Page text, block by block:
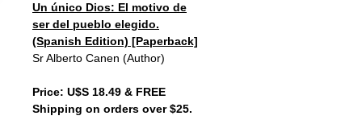
Un único Dios: El motivo de
ser del pueblo elegido.
(Spanish Edition) [Paperback]
Sr Alberto Canen (Author)
Price: U$S 18.49 & FREE
Shipping on orders over $25.